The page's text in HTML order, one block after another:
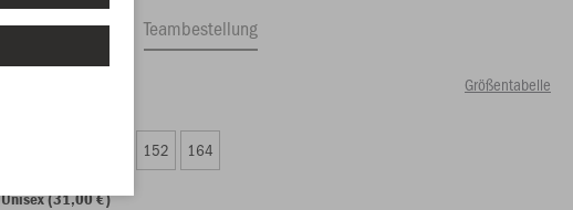
Einzelauftrag Teambestellung
Größentabelle
152 164
Unisex (31,00 €)